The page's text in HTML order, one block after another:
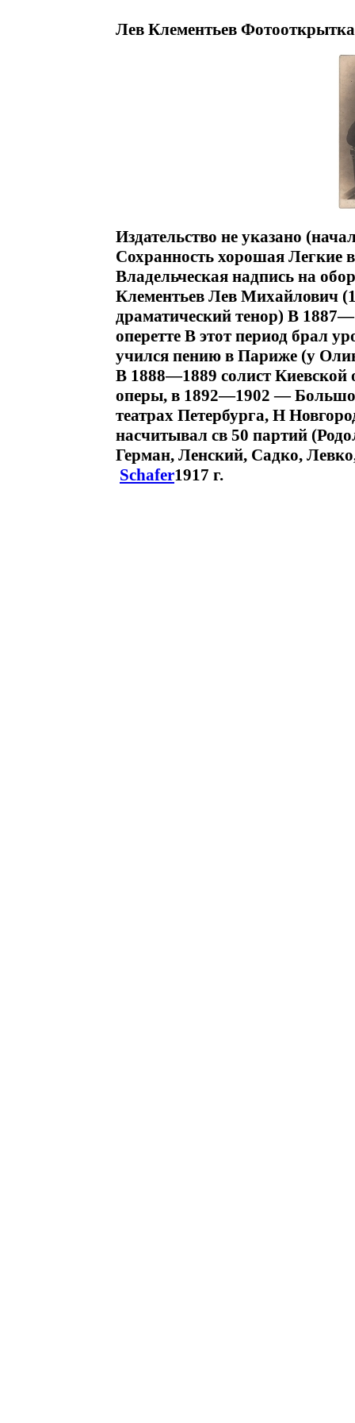
Лев Клементьев
Издательство не указано
Сохранность хорошая Легкие
Владельческая надпись на
Клементьев Лев Михайлович
драматический тенор) В
оперетте В этот период брал
учился пению в Париже (у
В 1888—1889 солист
оперы, в 1892—1902 —
театрах Петербурга, Н
насчитывал св 50 партий
Герман, Ленский, Садко,
Schafer1917 г.